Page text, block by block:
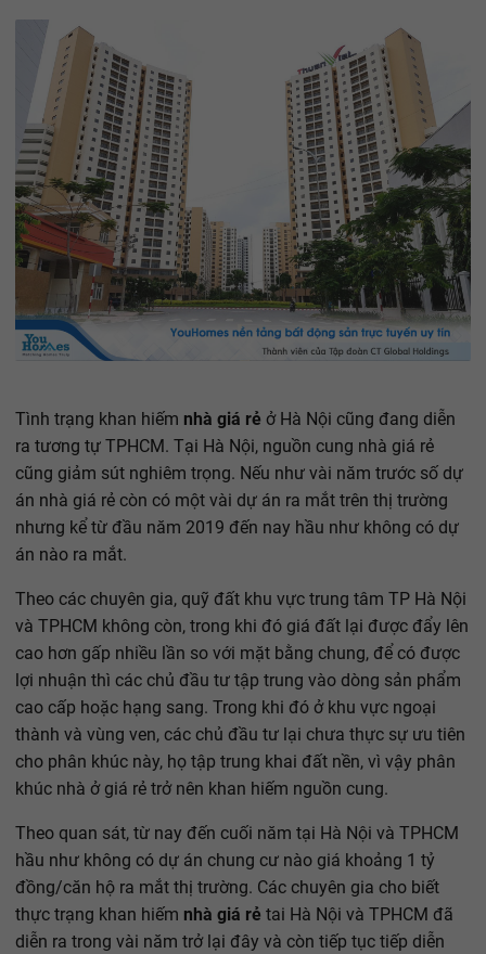
Tình trạng khan hiếm nhà giá rẻ ở Hà Nội cũng đang diễn
ra tương tự TPHCM. Tại Hà Nội, nguồn cung nhà giá rẻ
cũng giảm sút nghiêm trọng. Nếu như vài năm trước số dự
án nhà giá rẻ còn có một vài dự án ra mắt trên thị trường
nhưng kể từ đầu năm 2019 đến nay hầu như không có dự
án nào ra mắt.
Theo các chuyên gia, quỹ đất khu vực trung tâm TP Hà Nội
và TPHCM không còn, trong khi đó giá đất lại được đẩy lên
cao hơn gấp nhiều lần so với mặt bằng chung, để có được
lợi nhuận thì các chủ đầu tư tập trung vào dòng sản phẩm
cao cấp hoặc hạng sang. Trong khi đó ở khu vực ngoại
thành và vùng ven, các chủ đầu tư lại chưa thực sự ưu tiên
cho phân khúc này, họ tập trung khai đất nền, vì vậy phân
khúc nhà ở giá rẻ trở nên khan hiếm nguồn cung.
Theo quan sát, từ nay đến cuối năm tại Hà Nội và TPHCM
hầu như không có dự án chung cư nào giá khoảng 1 tỷ
đồng/căn hộ ra mắt thị trường. Các chuyên gia cho biết
thực trạng khan hiếm nhà giá rẻ tai Hà Nội và TPHCM đã
diễn ra trong vài năm trở lại đây và còn tiếp tục tiếp diễn